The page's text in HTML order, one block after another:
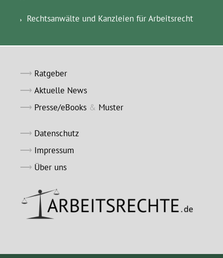
Rechtsanwälte und Kanzleien für Arbeitsrecht
Ratgeber
Aktuelle News
Presse/eBooks & Muster
Datenschutz
Impressum
Über uns